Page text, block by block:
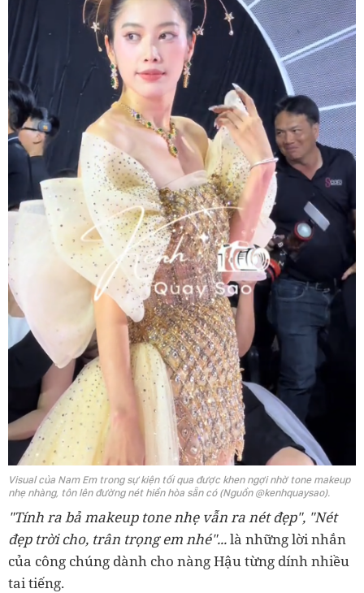
Visual của Nam Em trong sự kiện tối qua được khen ngợi nhờ tone makeup
nhẹ nhàng, tôn lên đường nét hiền hòa sẵn có (Nguồn @kenhquaysao).
"Tính ra bả makeup tone nhẹ vẫn ra nét đẹp", "Nét
đẹp trời cho, trân trọng em nhé"...là những lời nhắn
của công chúng dành cho nàng Hậu từng dính nhiều
tai tiếng.